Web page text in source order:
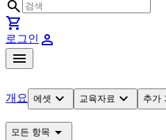
search
shopping_cart
로그인 person
menu
개요 에셋 expand_more 교육자료 expand_more 추가
모든 항목 arrow_drop_down